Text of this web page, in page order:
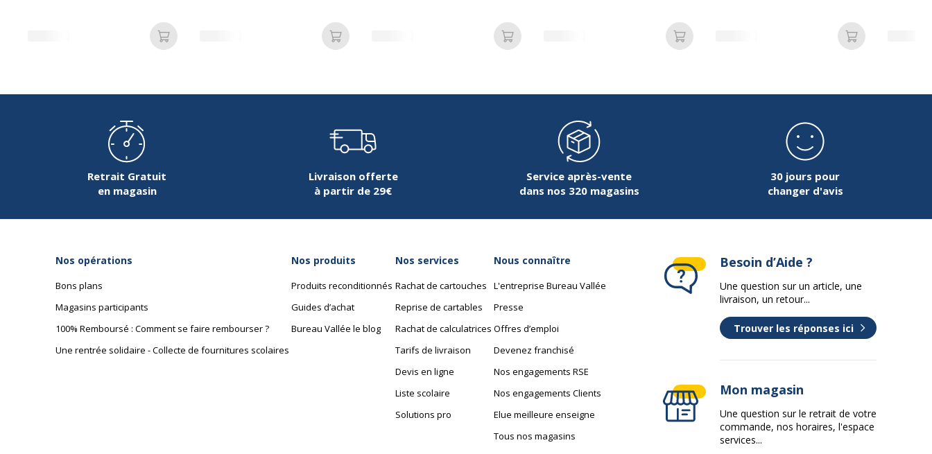
Type de réglure 5x5mm (petits carreaux)
Caractéristiques générales
Couleur extérieure Disponible en différents coloris
Informations sur les services
Données d'identification
Données d'identification
Code barre maitre 3037923667819
Ajouter au panier Ajouter au panier Ajouter au panier Ajouter au panier Ajouter au
Retrait Gratuit
en magasin
Livraison offerte
à partir de 29€
Service après-vente
dans nos 320 magasins
30 jours pour
changer d'avis
Nos opérations
Bons plans
Magasins participants
100% Remboursé : Comment se faire rembourser ?
Une rentrée solidaire - Collecte de fournitures scolaires
Nos produits
Produits reconditionnés
Guides d’achat
Bureau Vallée le blog
Nos services
Rachat de cartouches
Reprise de cartables
Rachat de calculatrices
Tarifs de livraison
Devis en ligne
Liste scolaire
Solutions pro
Nous connaître
L'entreprise Bureau Vallée
Presse
Offres d’emploi
Devenez franchisé
Nos engagements RSE
Nos engagements Clients
Elue meilleure enseigne
Tous nos magasins
Besoin d’Aide ?
Une question sur un article, une
livraison, un retour...
Trouver les réponses ici
Mon magasin
Une question sur le retrait de votre
commande, nos horaires, l'espace
services...